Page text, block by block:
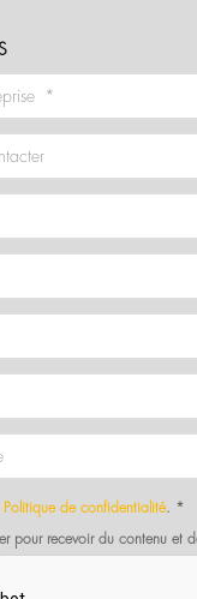
Politique de confidentialité. *
pour recevoir du contenu et